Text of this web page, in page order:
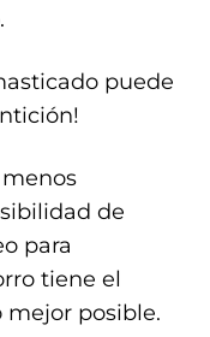
puede
de
para
tiene el
mejor posible.